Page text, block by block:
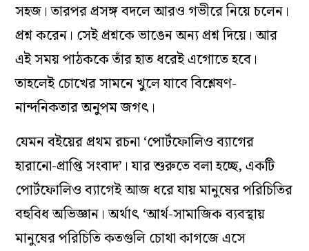
সহজ। তারপর প্রসঙ্গ বদলে আরও গভীরে নিয়ে চলেন।
প্রশ্ন করেন। সেই প্রশ্নকে ভাঙেন অন্য প্রশ্ন দিয়ে। আর
এই সময় পাঠককে তাঁর হাত ধরেই এগোতে হবে।
তাহলেই চোখের সামনে খুলে যাবে বিশ্লেষণ-
নান্দনিকতার অনুপম জগৎ।
যেমন বইয়ের প্রথম রচনা ‘পোর্টফোলিও ব্যাগের
হারানো-প্রাপ্তি সংবাদ’। যার শুরুতে বলা হচ্ছে, একটি
পোর্টফোলিও ব্যাগেই আজ ধরে যায় মানুষের পরিচিতির
বহুবিধ অভিজ্ঞান। অর্থাৎ ‘আর্থ-সামাজিক ব্যবস্থায়
মানুষের পরিচিতি কতগুলি চোথা কাগজে এসে